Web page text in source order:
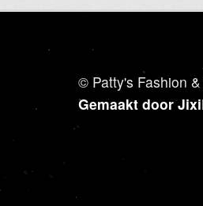
© Patty's Fashion
Gemaakt door